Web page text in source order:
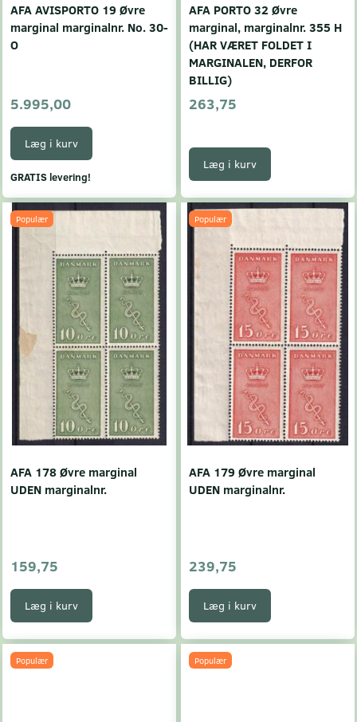
AFA AVISPORTO 19 Øvre
marginal marginalnr. No. 30-
O
5.995,00
Læg i kurv
GRATIS levering!
AFA PORTO 32 Øvre
marginal, marginalnr. 355 H
(HAR VÆRET FOLDET I
MARGINALEN, DERFOR
BILLIG)
263,75
Læg i kurv
Populær
AFA 178 Øvre marginal
UDEN marginalnr.
159,75
Læg i kurv
Populær
AFA 179 Øvre marginal
UDEN marginalnr.
239,75
Læg i kurv
Populær Populær